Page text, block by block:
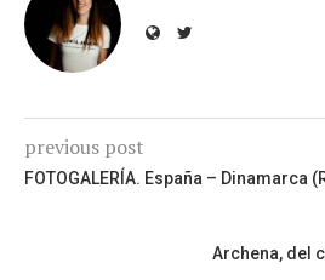
previous post
FOTOGALERÍA. España – Dinamarca
Archena, del